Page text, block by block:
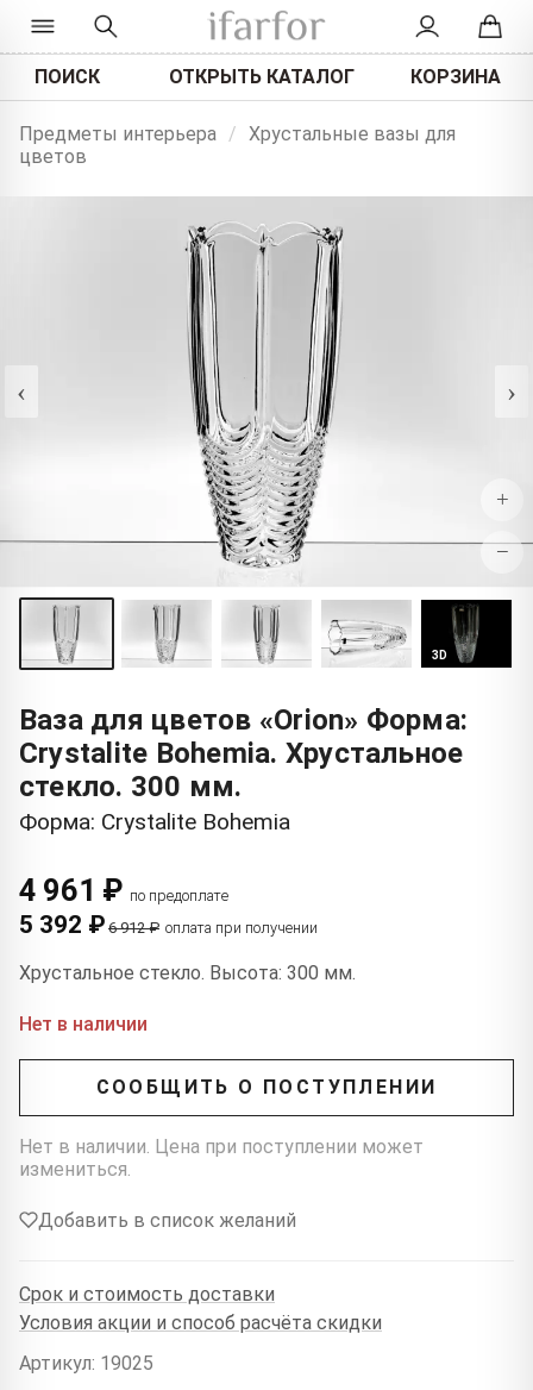
ПОИСК ОТКРЫТЬ КАТАЛОГ КОРЗИНА
Предметы интерьера / Хрустальные вазы для
цветов
‹ ›
+
−
3D
Ваза для цветов «Orion» Форма:
Crystalite Bohemia. Хрустальное
стекло. 300 мм.
Форма: Crystalite Bohemia
4 961 ₽ по предоплате
5 392 ₽ 6 912 ₽ оплата при получении
Хрустальное стекло. Высота: 300 мм.
Нет в наличии
СООБЩИТЬ О ПОСТУПЛЕНИИ
Нет в наличии. Цена при поступлении может
измениться.
Добавить в список желаний
Срок и стоимость доставки
Условия акции и способ расчёта скидки
Артикул: 19025